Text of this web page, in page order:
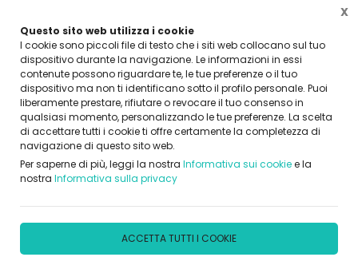
Questo sito web utilizza i cookie
I cookie sono piccoli file di testo che i siti web collocano sul tuo
dispositivo durante la navigazione. Le informazioni in essi
contenute possono riguardare te, le tue preferenze o il tuo
dispositivo ma non ti identificano sotto il profilo personale. Puoi
liberamente prestare, rifiutare o revocare il tuo consenso in
qualsiasi momento, personalizzando le tue preferenze. La scelta
di accettare tutti i cookie ti offre certamente la completezza di
navigazione di questo sito web.
Per saperne di più, leggi la nostra Informativa sui cookiee la
nostra Informativa sulla privacy
ACCETTA TUTTI I COOKIE
X
Home Veicoli Citroen Jumpy
Citroen Jumpy FURGONE
Diesel